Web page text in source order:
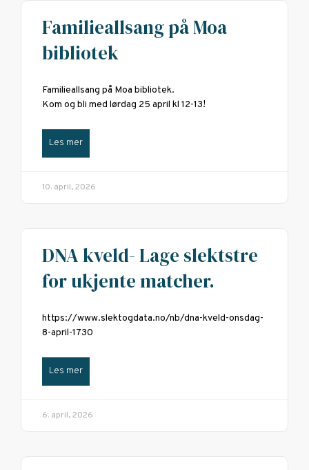
Familieallsang på Moa
bibliotek
Familieallsang på Moa bibliotek.
Kom og bli med lørdag 25 april kl 12-13!
Les mer
10. april, 2026
DNA kveld- Lage slektstre
for ukjente matcher.
https://www.slektogdata.no/nb/dna-kveld-onsdag-
8-april-1730
Les mer
6. april, 2026